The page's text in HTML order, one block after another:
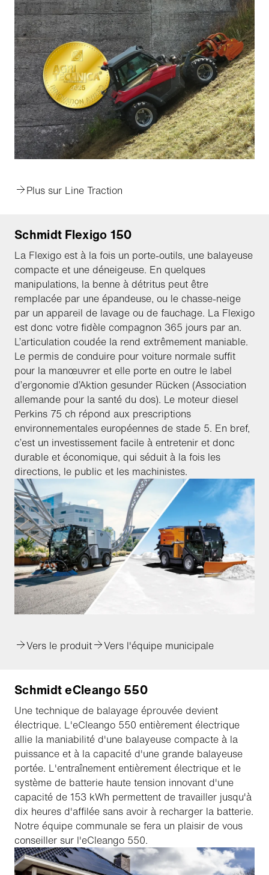
Plus sur Line Traction
Schmidt Flexigo 150
La Flexigo est à la fois un porte-outils, une balayeuse
compacte et une déneigeuse. En quelques
manipulations, la benne à détritus peut être
remplacée par une épandeuse, ou le chasse-neige
par un appareil de lavage ou de fauchage. La Flexigo
est donc votre fidèle compagnon 365 jours par an.
L’articulation coudée la rend extrêmement maniable.
Le permis de conduire pour voiture normale suffit
pour la manœuvrer et elle porte en outre le label
d’ergonomie d’Aktion gesunder Rücken (Association
allemande pour la santé du dos). Le moteur diesel
Perkins 75 ch répond aux prescriptions
environnementales européennes de stade 5. En bref,
c’est un investissement facile à entretenir et donc
durable et économique, qui séduit à la fois les
directions, le public et les machinistes.
Vers le produit Vers l'équipe municipale
Schmidt eCleango 550
Une technique de balayage éprouvée devient
électrique. L'eCleango 550 entièrement électrique
allie la maniabilité d'une balayeuse compacte à la
puissance et à la capacité d'une grande balayeuse
portée. L'entraînement entièrement électrique et le
système de batterie haute tension innovant d'une
capacité de 153 kWh permettent de travailler jusqu'à
dix heures d'affilée sans avoir à recharger la batterie.
Notre équipe communale se fera un plaisir de vous
conseiller sur l'eCleango 550.